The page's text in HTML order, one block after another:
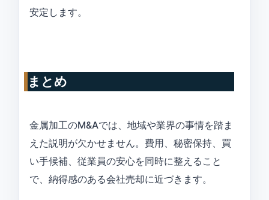
安定します。
まとめ
金属加工のM&Aでは、地域や業界の事情を踏ま
えた説明が欠かせません。費用、秘密保持、買
い手候補、従業員の安心を同時に整えること
で、納得感のある会社売却に近づきます。